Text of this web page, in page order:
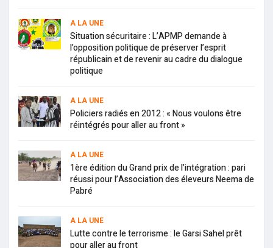
A LA UNE
Situation sécuritaire : L’APMP demande à
l’opposition politique de préserver l’esprit
républicain et de revenir au cadre du dialogue
politique
A LA UNE
Policiers radiés en 2012 : « Nous voulons être
réintégrés pour aller au front »
A LA UNE
1ère édition du Grand prix de l’intégration : pari
réussi pour l’Association des éleveurs Neema de
Pabré
A LA UNE
Lutte contre le terrorisme : le Garsi Sahel prêt